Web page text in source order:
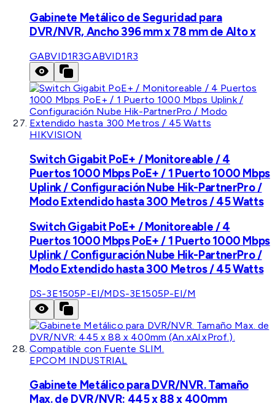
Gabinete Metálico de Seguridad para
DVR/NVR, Ancho 396 mm x 78 mm de Alto x
GABVID1R3GABVID1R3
HIKVISION
Switch Gigabit PoE+ / Monitoreable / 4
Puertos 1000 Mbps PoE+ / 1 Puerto 1000 Mbps
Uplink / Configuración Nube Hik-PartnerPro /
Modo Extendido hasta 300 Metros / 45 Watts
Switch Gigabit PoE+ / Monitoreable / 4
Puertos 1000 Mbps PoE+ / 1 Puerto 1000 Mbps
Uplink / Configuración Nube Hik-PartnerPro /
Modo Extendido hasta 300 Metros / 45 Watts
DS-3E1505P-EI/MDS-3E1505P-EI/M
EPCOM INDUSTRIAL
Gabinete Metálico para DVR/NVR. Tamaño
Max. de DVR/NVR: 445 x 88 x 400mm